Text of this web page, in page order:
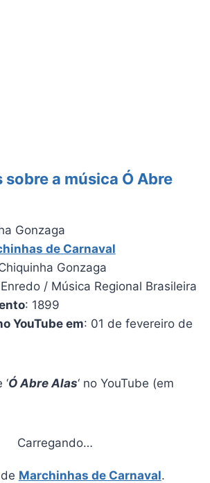
a música Ó Abre
Gonzaga
de Carnaval
Gonzaga
/ Música Regional Brasileira
: 1899
YouTube em: 01 de fevereiro de
Ó Abre Alas‘ no YouTube (em
Carregando…
Marchinhas de Carnaval.